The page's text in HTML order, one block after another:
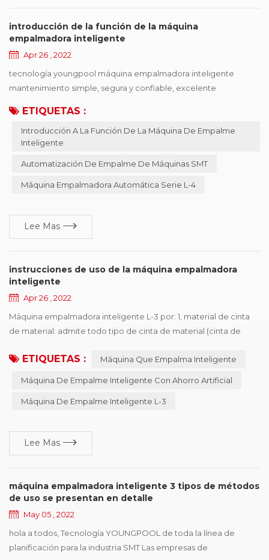
introducción de la función de la máquina
empalmadora inteligente
Apr 26 , 2022
tecnología youngpool máquina empalmadora inteligente
mantenimiento simple, segura y confiable, excelente
automatización de la industria SMT sigue evolucionando,, pero
la automatización de la alimentación de máquinas SMT se ha
estancado. ¿Cómo gestionar el trabajo de recepción de
material de forma científica y sistemática? ¿Cómo realizar el
ETIQUETAS :
Introducción A La Función De La Máquina De Empalme
Inteligente
Automatización De Empalme De Máquinas SMT
Máquina Empalmadora Automática Serie L-4
Lee Mas
instrucciones de uso de la máquina empalmadora
inteligente
Apr 26 , 2022
Máquina empalmadora inteligente L-3 por: 1, material de cinta
de material: admite todo tipo de cinta de material (cinta de
correa de material: admite diferentes espesores de la correa
puede ser compatible; 3, ancho de la correa de material:
adecuado para correa de material de...
ETIQUETAS : Máquina Que Empalma Inteligente
Máquina De Empalme Inteligente Con Ahorro Artificial
Máquina De Empalme Inteligente L-3
Lee Mas
máquina empalmadora inteligente 3 tipos de métodos
de uso se presentan en detalle
May 05 , 2022
hola a todos, Tecnología YOUNGPOOL de toda la línea de
planificación para la industria SMT Las empresas de